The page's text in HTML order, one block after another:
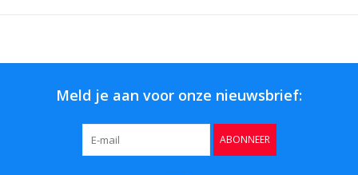
Meld je aan voor onze nieuwsbrief:
ABONNEER